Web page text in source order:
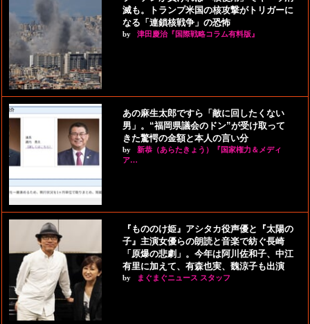
滅も。トランプ米国の核攻撃がトリガーに
なる「連鎖核戦争」の恐怖
by 津田慶治『国際戦略コラム有料版』
あの麻生太郎ですら「敵に回したくない
男」。“福岡県議会のドン”が受け取って
きた驚愕の金額と本人の言い分
by
新恭（あらたきょう）『国家権力＆メディ
ア…
『もののけ姫』アシタカ役声優と『太陽の
子』主演女優らの朗読と音楽で紡ぐ長崎
「原爆の悲劇」。今年は阿川佐和子、中江
有里に加えて、有森也実、魏涼子も出演
by まぐまぐニュース スタッフ